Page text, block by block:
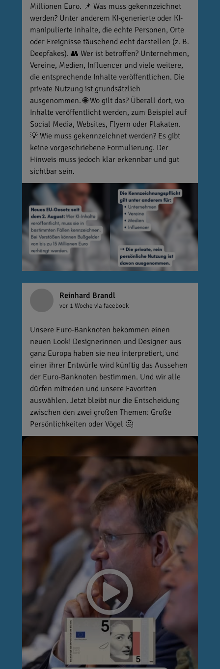
Millionen Euro. 📌 Was muss gekennzeichnet
werden? Unter anderem KI-generierte oder KI-
manipulierte Inhalte, die echte Personen, Orte
oder Ereignisse täuschend echt darstellen (z. B.
Deepfakes). 👥 Wer ist betroffen? Unternehmen,
Vereine, Medien, Influencer und viele weitere,
die entsprechende Inhalte veröffentlichen. Die
private Nutzung ist grundsätzlich
ausgenommen. 🌐 Wo gilt das? Überall dort, wo
Inhalte veröffentlicht werden, zum Beispiel auf
Social Media, Websites, Flyern oder Plakaten.
💡 Wie muss gekennzeichnet werden? Es gibt
keine vorgeschriebene Formulierung. Der
Hinweis muss jedoch klar erkennbar und gut
sichtbar sein.
Reinhard Brandl
vor 1 Woche via facebook
Unsere Euro-Banknoten bekommen einen
neuen Look! Designerinnen und Designer aus
ganz Europa haben sie neu interpretiert, und
einer ihrer Entwürfe wird künftig das Aussehen
der Euro-Banknoten bestimmen. Und wir alle
dürfen mitreden und unsere Favoriten
auswählen. Jetzt bleibt nur die Entscheidung
zwischen den zwei großen Themen: Große
Persönlichkeiten oder Vögel 🤔